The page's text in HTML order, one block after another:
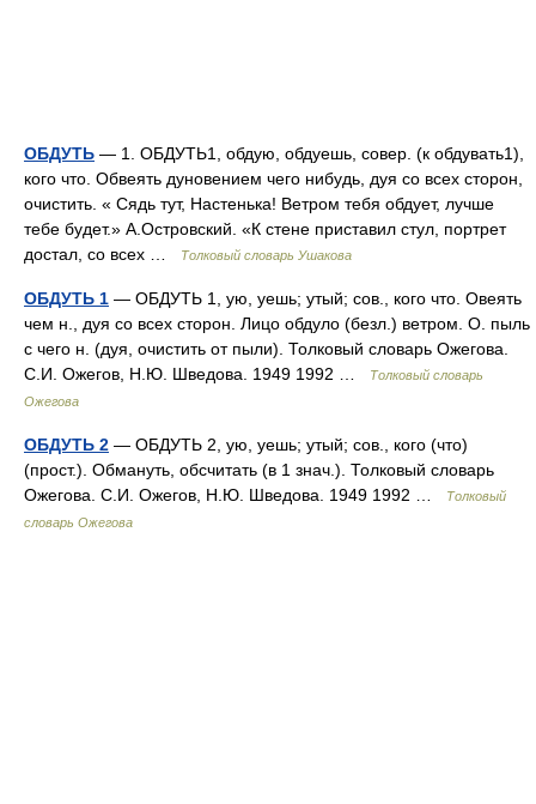
ОБДУТЬ — 1. ОБДУТЬ1, обдую, обдуешь, совер. (к обдувать1),
кого что. Обвеять дуновением чего нибудь, дуя со всех сторон,
очистить. « Сядь тут, Настенька! Ветром тебя обдует, лучше
тебе будет.» А.Островский. «К стене приставил стул, портрет
достал, со всех …
Толковый словарь Ушакова
ОБДУТЬ 1 — ОБДУТЬ 1, ую, уешь; утый; сов., кого что. Овеять
чем н., дуя со всех сторон. Лицо обдуло (безл.) ветром. О. пыль
с чего н. (дуя, очистить от пыли). Толковый словарь Ожегова.
С.И. Ожегов, Н.Ю. Шведова. 1949 1992 …
Толковый словарь
Ожегова
ОБДУТЬ 2 — ОБДУТЬ 2, ую, уешь; утый; сов., кого (что)
(прост.). Обмануть, обсчитать (в 1 знач.). Толковый словарь
Ожегова. С.И. Ожегов, Н.Ю. Шведова. 1949 1992 …
Толковый
словарь Ожегова